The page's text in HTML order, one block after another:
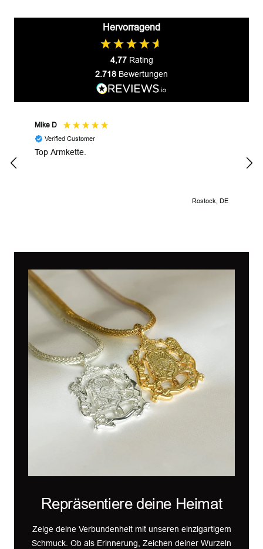
Hervorragend
4,77 Rating
2.718 Bewertungen
Mike D
Verified Customer
Top Armkette.
Rostock, DE
Repräsentiere deine Heimat
Zeige deine Verbundenheit mit unseren einzigartigem
Schmuck. Ob als Erinnerung, Zeichen deiner Wurzeln